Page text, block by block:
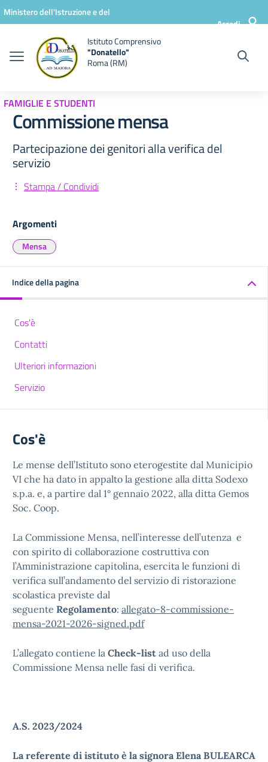
Vai ai contenuti
Vai al menu di navigazione
Vai al footer
Ministero dell'Istruzione e del
Accedi
Istituto Comprensivo
"Donatello"
Roma (RM)
FAMIGLIE E STUDENTI
Commissione mensa
Partecipazione dei genitori alla verifica del
servizio
Stampa / Condividi
Argomenti
Mensa
Indice della pagina
Cos'è
Contatti
Ulteriori informazioni
Servizio
Cos'è
Le mense dell’Istituto sono eterogestite dal Municipio
VI che ha dato in appalto la gestione alla ditta Sodexo
s.p.a. e, a partire dal 1° gennaio 2022, alla ditta Gemos
Soc. Coop.
La Commissione Mensa, nell’interesse dell’utenza e
con spirito di collaborazione costruttiva con
l’Amministrazione capitolina, esercita le funzioni di
verifica sull’andamento del servizio di ristorazione
scolastica previste dal
seguente Regolamento: allegato-8-commissione-
mensa-2021-2026-signed.pdf
L’allegato contiene la Check-list ad uso della
Commissione Mensa nelle fasi di verifica.
A.S. 2023/2024
La referente di istituto è la signora Elena BULEARCA